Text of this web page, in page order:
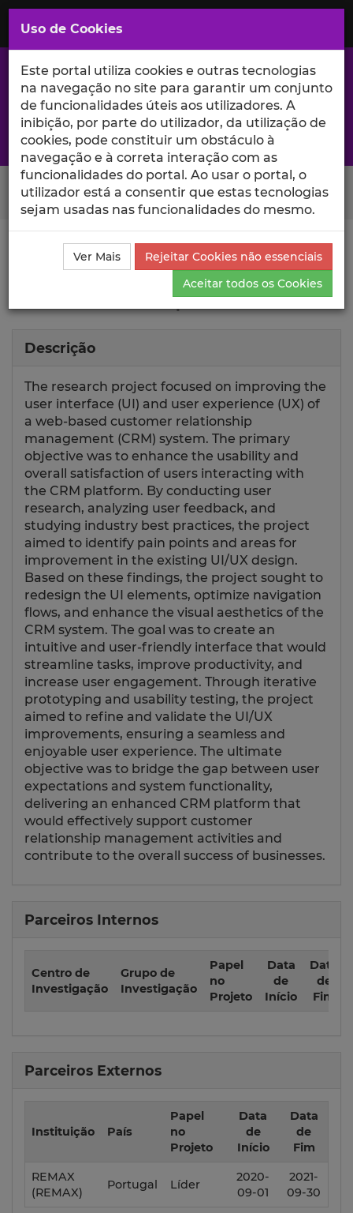
Saltar
para
Conteúdo
Principal
A excelência da investigação e ciência no Iscte
Search Button
Ciência_Iscte Lista de Projetos Projeto
Improvement of a web CRM user
interface and user experience
Descrição
The research project focused on improving the
user interface (UI) and user experience (UX) of
a web-based customer relationship
management (CRM) system. The primary
objective was to enhance the usability and
overall satisfaction of users interacting with
the CRM platform. By conducting user
research, analyzing user feedback, and
studying industry best practices, the project
aimed to identify pain points and areas for
improvement in the existing UI/UX design.
Based on these findings, the project sought to
redesign the UI elements, optimize navigation
flows, and enhance the visual aesthetics of the
CRM system. The goal was to create an
intuitive and user-friendly interface that would
streamline tasks, improve productivity, and
increase user engagement. Through iterative
prototyping and usability testing, the project
aimed to refine and validate the UI/UX
improvements, ensuring a seamless and
enjoyable user experience. The ultimate
objective was to bridge the gap between user
expectations and system functionality,
delivering an enhanced CRM platform that
would effectively support customer
relationship management activities and
contribute to the overall success of businesses.
Parceiros Internos
Centro de
Investigação
Grupo de
Investigação
Papel
no
Projeto
Data
de
Início
Data
de
Fim
Parceiros Externos
Instituição País
Papel
no
Projeto
Data
de
Início
Data
de
Fim
REMAX
(REMAX)
Portugal Líder
2020-
09-01
2021-
09-30
Uso de Cookies
Este portal utiliza cookies e outras tecnologias
na navegação no site para garantir um conjunto
de funcionalidades úteis aos utilizadores. A
inibição, por parte do utilizador, da utilização de
cookies, pode constituir um obstáculo à
navegação e à correta interação com as
funcionalidades do portal. Ao usar o portal, o
utilizador está a consentir que estas tecnologias
sejam usadas nas funcionalidades do mesmo.
Ver Mais
Rejeitar Cookies não essenciais
Aceitar todos os Cookies